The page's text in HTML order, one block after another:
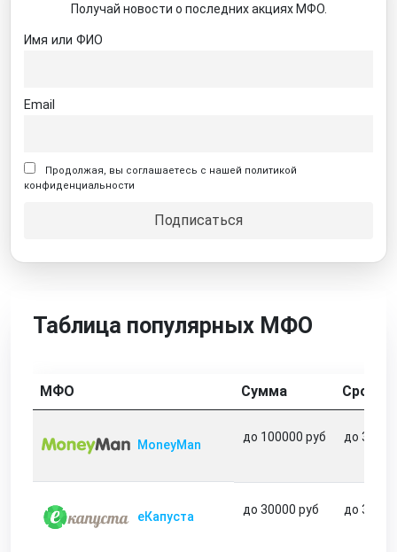
Получай новости о последних акциях МФО.
Имя или ФИО
Email
Продолжая, вы соглашаетесь с нашей политикой
конфиденциальности
Таблица популярных МФО
МФО Сумма Срок
MoneyMan
до 100000 руб до 365
еКапуста
до 30000 руб до 31